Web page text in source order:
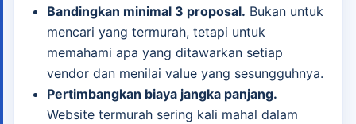
Bandingkan minimal 3 proposal. Bukan untuk
mencari yang termurah, tetapi untuk
memahami apa yang ditawarkan setiap
vendor dan menilai value yang sesungguhnya.
Pertimbangkan biaya jangka panjang.
Website termurah sering kali mahal dalam